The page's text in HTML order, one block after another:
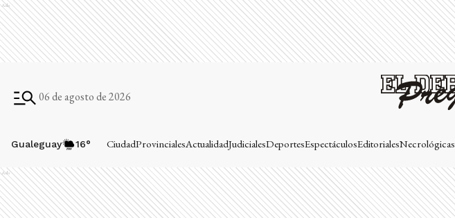
Ads
06 de agosto de 2026
Gualeguay 16° CiudadProvincialesActualidadJudicialesDeportesEspectáculosEditorialesNecrológicas
Ads